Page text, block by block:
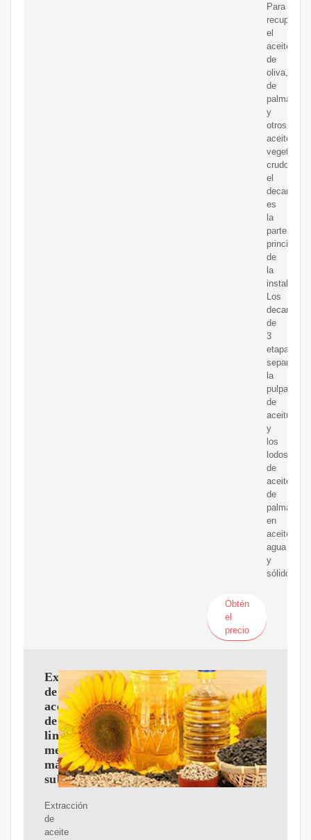
Para
recuperar
el
aceite
de
oliva,
de
palma
y
otros
aceites
vegetales
crudos,
el
decantador
es
la
parte
principal
de
la
Los
de
3
etapas
separan
la
pulpa
de
aceituna
y
los
lodos
de
aceite
de
palma
en
aceite,
agua
y
sólidos.
Obtén
el
precio
Extracción
de
aceite
de
linaza
mediante
máquina
subcrítica
Extracción
de
aceite